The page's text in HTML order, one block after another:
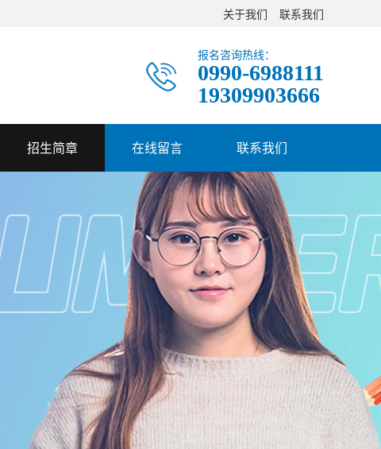
关于我们 联系我们
报名咨询热线：
0990-6988111
19309903666
招生简章 在线留言 联系我们